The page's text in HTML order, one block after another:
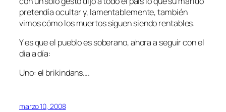
pretendía ocultar y, lamentablemente, también
vimos cómo los muertos siguen siendo rentables.
Y es que el pueblo es soberano, ahora a seguir con el
día a día:
Uno: el brikindans….
marzo 10, 2008